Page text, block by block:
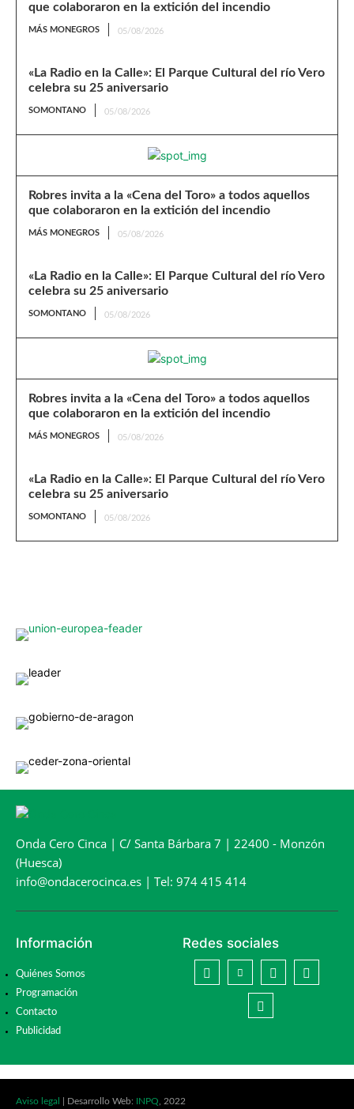
que colaboraron en la extición del incendio
MÁS MONEGROS 05/08/2026
«La Radio en la Calle»: El Parque Cultural del río Vero
celebra su 25 aniversario
SOMONTANO 05/08/2026
Robres invita a la «Cena del Toro» a todos aquellos
que colaboraron en la extición del incendio
MÁS MONEGROS 05/08/2026
«La Radio en la Calle»: El Parque Cultural del río Vero
celebra su 25 aniversario
SOMONTANO 05/08/2026
Robres invita a la «Cena del Toro» a todos aquellos
que colaboraron en la extición del incendio
MÁS MONEGROS 05/08/2026
«La Radio en la Calle»: El Parque Cultural del río Vero
celebra su 25 aniversario
SOMONTANO 05/08/2026
Onda Cero Cinca | C/ Santa Bárbara 7 | 22400 - Monzón
(Huesca)
info@ondacerocinca.es | Tel: 974 415 414
Información
Quiénes Somos
Programación
Contacto
Publicidad
Redes sociales
Aviso legal | Desarrollo Web: INPQ , 2022